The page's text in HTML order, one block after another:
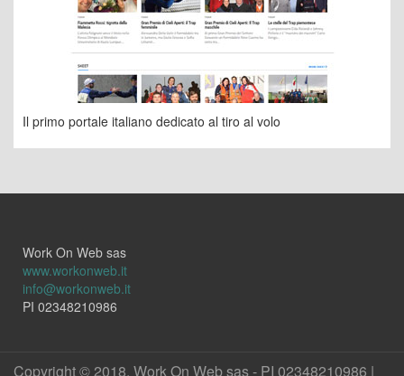
Il primo portale italiano dedicato al tiro al volo
Work On Web sas
www.workonweb.it
info@workonweb.it
PI 02348210986
Copyright © 2018. Work On Web sas - PI 02348210986 |